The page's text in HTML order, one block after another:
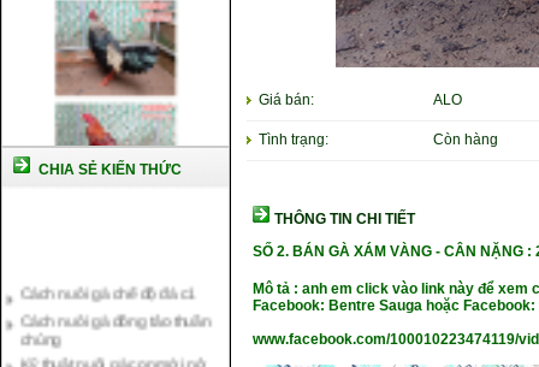
CHIA SẺ KIẾN THỨC
Cách nuôi gà đông tảo thuần
Kỹ thuật nuôi gà con mới nở
Hướng dẫn nuôi gà đá
Giá bán: ALO
Tình trạng: Còn hàng
THÔNG TIN CHI TIẾT
SỐ 2. BÁN GÀ XÁM VÀNG - CÂN NẶNG :
Mô tả : anh em click vào link này để
Facebook: Bentre Sauga hoặc Facebook:
www.facebook.com/100010223474119/